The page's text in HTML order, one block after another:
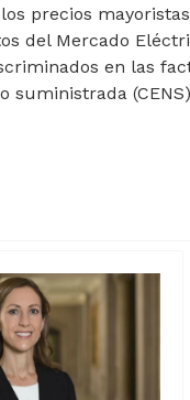
precios
del Mercado
en las
suministrada
ARTÍCULO